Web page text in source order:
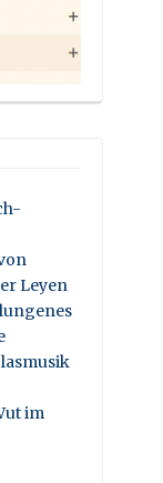
Leyen
im